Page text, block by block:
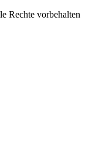
Rechte vorbehalten